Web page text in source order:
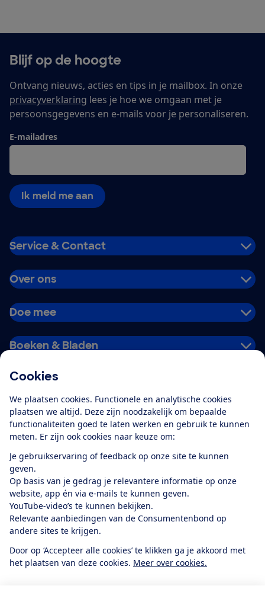
Cookies
We plaatsen cookies. Functionele en analytische cookies
plaatsen we altijd. Deze zijn noodzakelijk om bepaalde
functionaliteiten goed te laten werken en gebruik te kunnen
meten. Er zijn ook cookies naar keuze om:
Je gebruikservaring of feedback op onze site te kunnen
geven.
Op basis van je gedrag je relevantere informatie op onze
website, app én via e-mails te kunnen geven.
YouTube-video’s te kunnen bekijken.
Relevante aanbiedingen van de Consumentenbond op
andere sites te krijgen.
Door op ‘Accepteer alle cookies’ te klikken ga je akkoord met
het plaatsen van deze cookies. Meer over cookies.
Blijf op de hoogte
Ontvang nieuws, acties en tips in je mailbox. In onze
privacyverklaring lees je hoe we omgaan met je
persoonsgegevens en e-mails voor je personaliseren.
E-mailadres
Ik meld me aan
Service & Contact
Over ons
Doe mee
Boeken & Bladen
Alles over de
app
Algemene Voorwaarden
Privacyverklaring
Cookiebeleid
Privacyvoorkeuren
Toegankelijkheid
RSS-feed nieuws
Facebook
TwitterInstagram
YoutubeLinkedIn
12.901consumentenbeoordelen de Consumentenbondmet gemiddeld